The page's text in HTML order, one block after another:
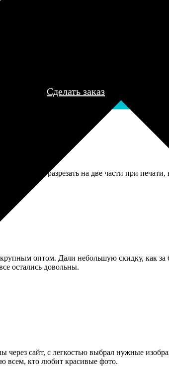
заказа к печати
могут связаться с Вами
телефону или email для
деталей.
Оплатите
оплаты
Сделать заказ
разрезать на две части при печати,
оптом. Дали небольшую скидку, как
остались довольны.
через сайт, с легкостью выбрал нужные
всем, кто любит красивые фото.